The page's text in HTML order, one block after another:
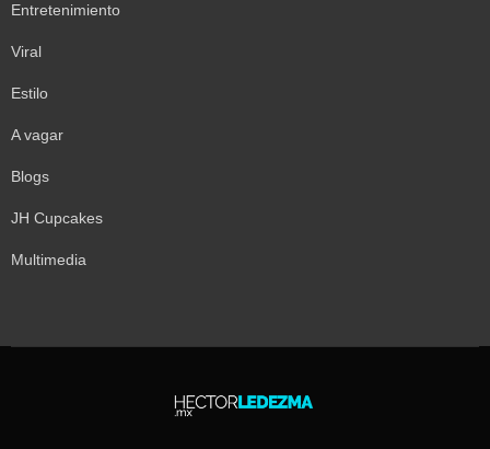
Entretenimiento
Viral
Estilo
A vagar
Blogs
JH Cupcakes
Multimedia